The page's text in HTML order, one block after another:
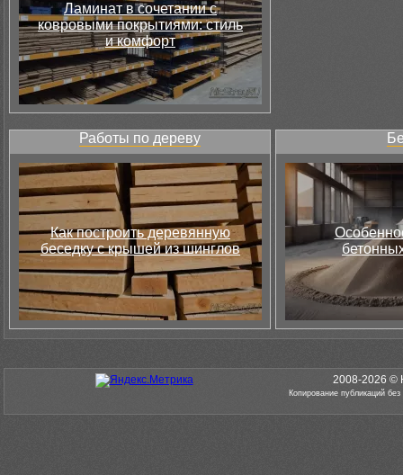
Ламинат в сочетании с
ковровыми покрытиями: стиль
и комфорт
Работы по дереву
Как построить деревянную
беседку с крышей из шинглов
2008-2026 ©
Копирование публикаций